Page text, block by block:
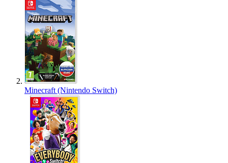
Minecraft (Nintendo Switch)